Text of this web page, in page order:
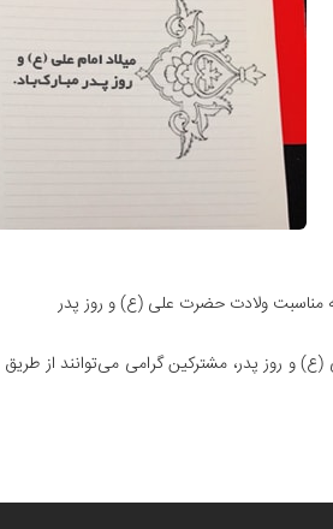
مناسبت ولادت حضرت علی (ع) و روز پدر
و روز پدر، مشترکین گرامی می‌توانند از طریق